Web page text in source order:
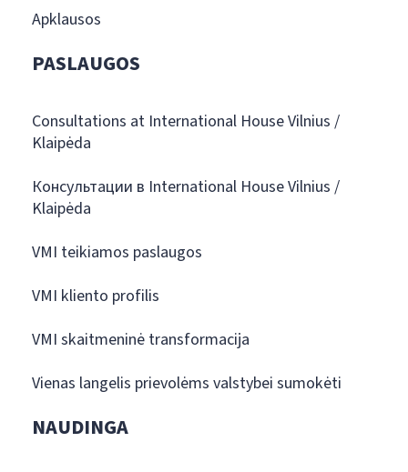
Apklausos
PASLAUGOS
Consultations at International House Vilnius /
Klaipėda
Консультации в International House Vilnius /
Klaipėda
VMI teikiamos paslaugos
VMI kliento profilis
VMI skaitmeninė transformacija
Vienas langelis prievolėms valstybei sumokėti
NAUDINGA